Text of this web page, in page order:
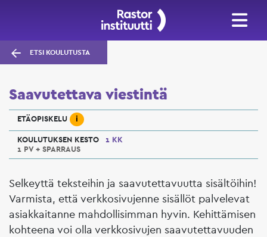
ETSI KOULUTUSTA
Saavutettava viestintä
ETÄOPISKELU i
KOULUTUKSEN KESTO
1 KK
1 PV + SPARRAUS
Selkeyttä teksteihin ja saavutettavuutta sisältöihin!
Varmista, että verkkosivujenne sisällöt palvelevat
asiakkaitanne mahdollisimman hyvin. Kehittämisen
kohteena voi olla verkkosivujen saavutettavuuden